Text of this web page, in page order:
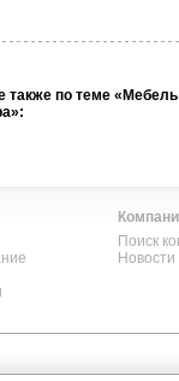
также по теме
Поиск